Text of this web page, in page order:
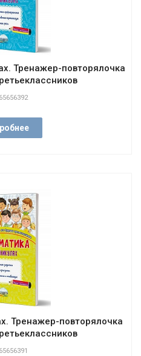
Тренажер-повторялочка
65656392
Тренажер-повторялочка
65656391